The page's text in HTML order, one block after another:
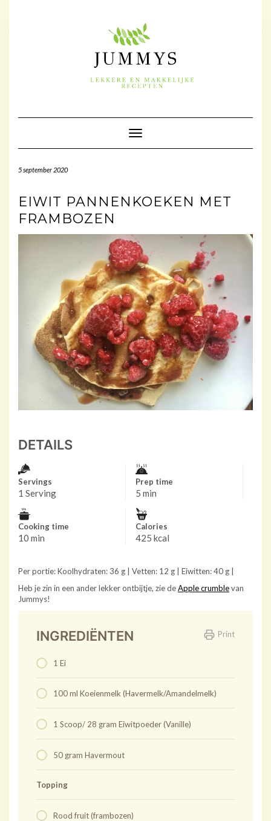
Toggle navigatie
5 september 2020
EIWIT PANNENKOEKEN MET
FRAMBOZEN
DETAILS
Servings
1 Serving
Prep time
5 min
Cooking time
10 min
Calories
425 kcal
Per portie: Koolhydraten: 36 g | Vetten: 12 g | Eiwitten: 40 g |
Heb je zin in een ander lekker ontbijtje, zie deApple crumblevan
Jummys!
Print
INGREDIËNTEN
1 Ei
100 ml Koeienmelk (Havermelk/Amandelmelk)
1 Scoop/ 28 gram Eiwitpoeder (Vanille)
50 gram Havermout
Topping
Rood fruit (frambozen)